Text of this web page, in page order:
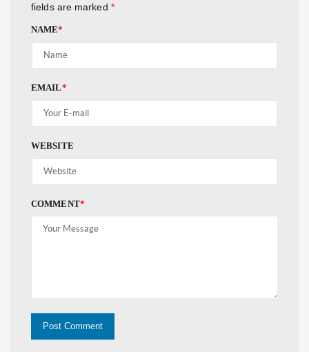
fields are marked *
NAME*
EMAIL*
WEBSITE
COMMENT*